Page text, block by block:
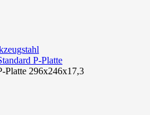
P-Platte
Platte 296x246x17,3